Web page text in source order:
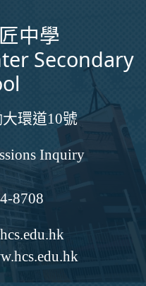
中學
Secondary
環道10號
Inquiry
8708